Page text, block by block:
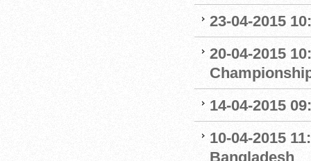
23-04-2015
20-04-2015
14-04-2015
10-04-2015
Bangladesh